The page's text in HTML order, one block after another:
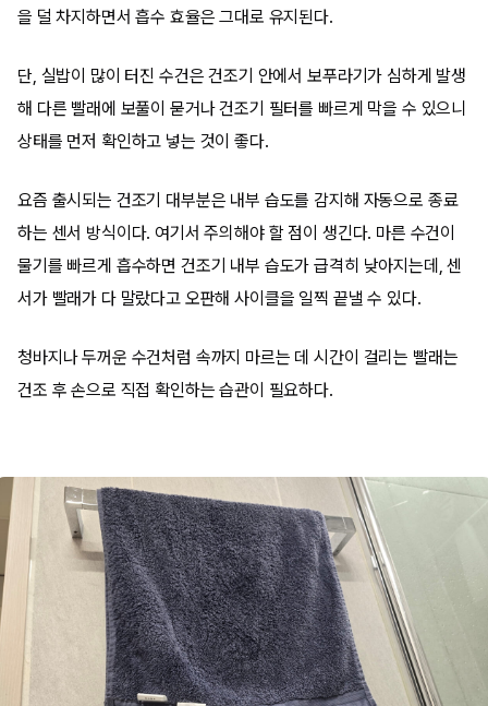
을 덜 차지하면서 흡수 효율은 그대로 유지된다.
단, 실밥이 많이 터진 수건은 건조기 안에서 보푸라기가 심하게 발생
해 다른 빨래에 보풀이 묻거나 건조기 필터를 빠르게 막을 수 있으니
상태를 먼저 확인하고 넣는 것이 좋다.
요즘 출시되는 건조기 대부분은 내부 습도를 감지해 자동으로 종료
하는 센서 방식이다. 여기서 주의해야 할 점이 생긴다. 마른 수건이
물기를 빠르게 흡수하면 건조기 내부 습도가 급격히 낮아지는데, 센
서가 빨래가 다 말랐다고 오판해 사이클을 일찍 끝낼 수 있다.
청바지나 두꺼운 수건처럼 속까지 마르는 데 시간이 걸리는 빨래는
건조 후 손으로 직접 확인하는 습관이 필요하다.